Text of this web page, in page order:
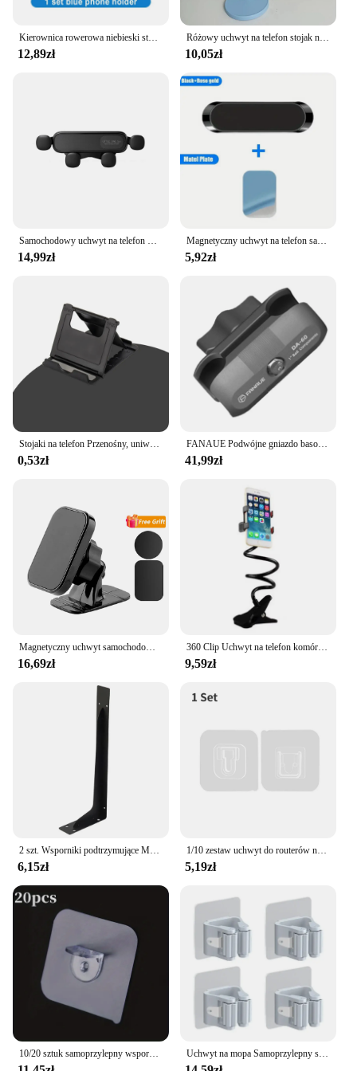
Kierownica rowerowa niebieski stojak na telefon motocykl motor uchwyt na telefon MTB blokada bezpieczeństwa regulowane podparcie wspornik uchwyt rowerowy
12,89zł
Różowy uchwyt na telefon stojak na telefon komórkowy do iPhone'a 13 14 Samsung Smartphone regulowany piękny królik Cartoon Table
10,05zł
Samochodowy uchwyt na telefon Grawitacyjny samochodowy uchwyt na telefon komórkowy do iPhone'a 16 15 14 13 Samsung Xiaomi Air Vent Mount Uniwersalny samochodowy stojak na telefon
14,99zł
Magnetyczny uchwyt na telefon samochodowy uniwersalny uchwyt samochodowy do uchwytu na telefon komórkowy GPS wspornik samochodowy dla iPhone Huawei Samsung Xiaomi
5,92zł
0,53zł
FANAUE Podwójne gniazdo basowe Podpórka na ramię Samochodowy uchwyt na telefon komórkowy Motocykl Motocykl 1-calowy echosonda z kulką do montażu Ram
41,99zł
16,69zł
360 Clip Uchwyt na telefon komórkowy Stojak Przenośny Elastyczny Leniwy Łóżko Uchwyt na biurko Smartfony Stojak na biurko Podstawa 70 cm
9,59zł
6,15zł
1/10 zestaw uchwyt do routerów nasadowych bez dziurkacza wielofunkcyjny uchwyt do montażu na ścianie stojak do routera wspornik wklej hak ramka na zdjęcia naklejka
5,19zł
Uchwyt na mopa Samoprzylepny stojak na miotły Naścienny wspornik na mopa Wieszak na szczotkę do zamiatania Organizer do przechowywania Łazienka Akcesoria kuchenne